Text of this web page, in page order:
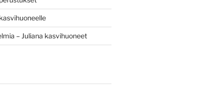
– Juliana kasvihuoneet